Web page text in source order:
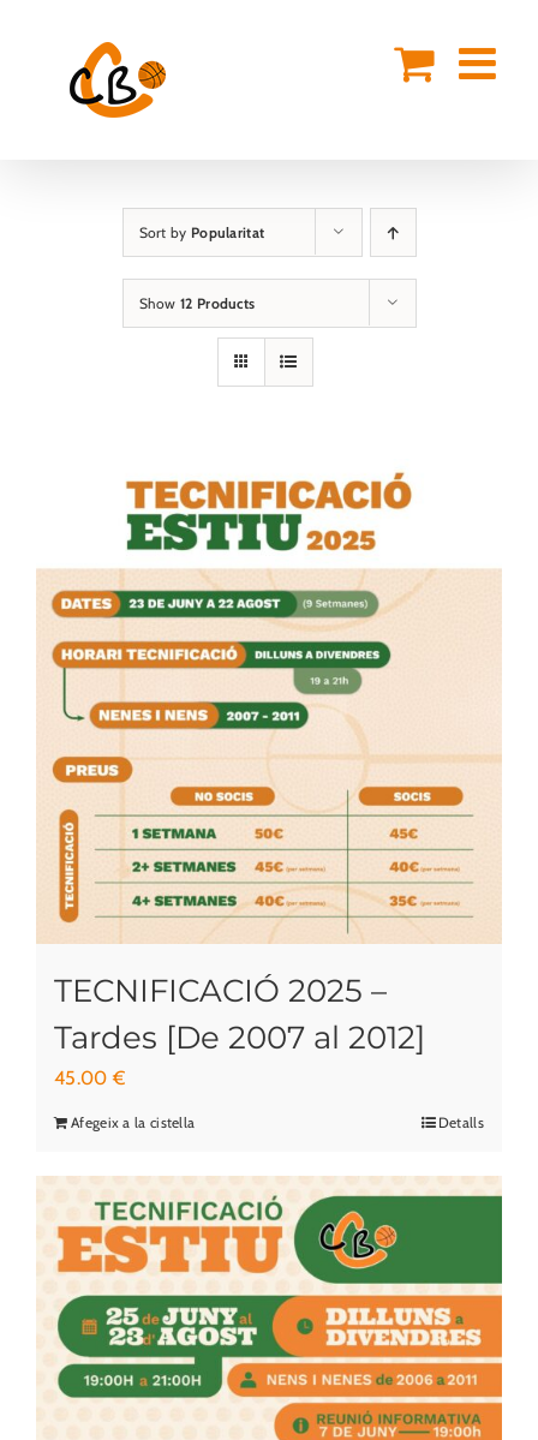
Sort by Popularitat
Show 12 Products
TECNIFICACIÓ 2025 –
Tardes [De 2007 al 2012]
45.00€
Afegeix a la cistella Detalls